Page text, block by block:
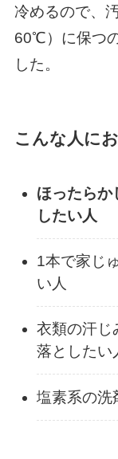
冷めるので、
60℃）に保つ
した。
こんな人に
ほったらか
したい人
1本で家じ
い人
衣類の汗じ
落としたい
塩素系の洗